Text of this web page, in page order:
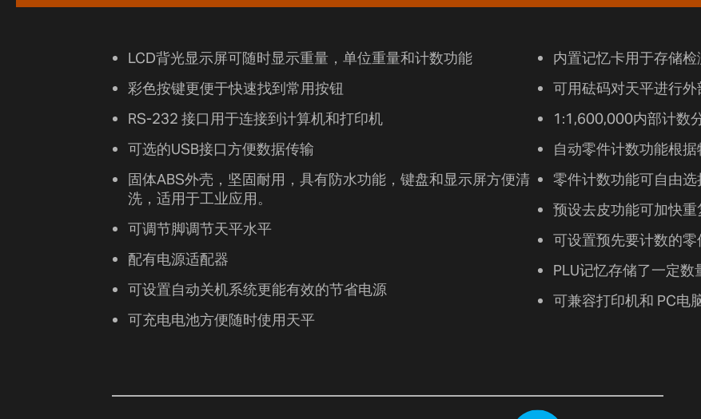
LCD背光显示屏可随时显示重量，单位重量和计数功能
彩色按键更便于快速找到常用按钮
RS-232 接口用于连接到计算机和打印机
可选的USB接口方便数据传输
固体ABS外壳，坚固耐用，具有防水功能，键盘和显示屏方便清
洗，适用于工业应用。
可调节脚调节天平水平
配有电源适配器
可设置自动关机系统更能有效的节省电源
可充电电池方便随时使用天平
内置记忆卡用于存储
可用砝码对天平进行外
1:1,600,000内部计数
自动零件计数功能根
零件计数功能可自由
预设去皮功能可加快
可设置预先要计数的零
PLU记忆存储了一定
可兼容打印机和 PC电